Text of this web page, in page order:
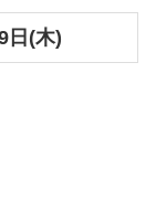
日(木)